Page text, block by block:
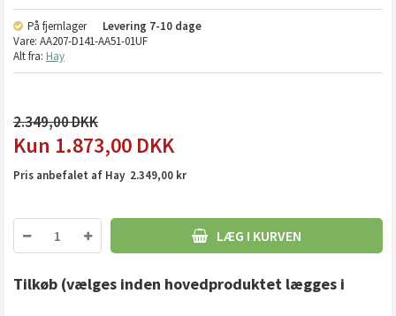
På fjernlager Levering 7-10 dage
Vare: AA207-D141-AA51-01UF
Alt fra: Hay
2.349,00
1.873,00 DKK
Pris anbefalet af Hay 2.349,00 kr
LÆG I KURVEN
Tilkøb (vælges inden hovedproduktet lægges i